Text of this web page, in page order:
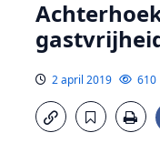
2 april 2019 610